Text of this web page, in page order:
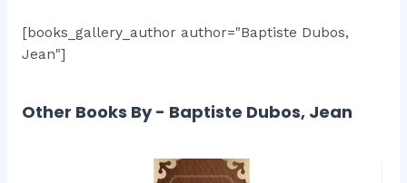
[books_gallery_author author="Baptiste Dubos,
Jean"]
Other Books By - Baptiste Dubos, Jean